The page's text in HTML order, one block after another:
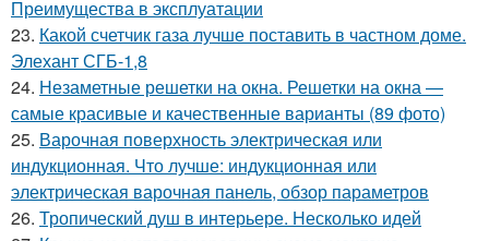
Преимущества в эксплуатации
23. Какой счетчик газа лучше поставить в частном доме.
Элехант СГБ-1,8
24. Незаметные решетки на окна. Решетки на окна —
самые красивые и качественные варианты (89 фото)
25. Варочная поверхность электрическая или
индукционная. Что лучше: индукционная или
электрическая варочная панель, обзор параметров
26. Тропический душ в интерьере. Несколько идей